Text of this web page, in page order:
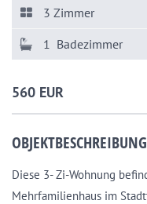
3 Zimmer
1 Badezimmer
560 EUR
Diese 3- Zi-Wohnung
Mehrfamilienhaus im